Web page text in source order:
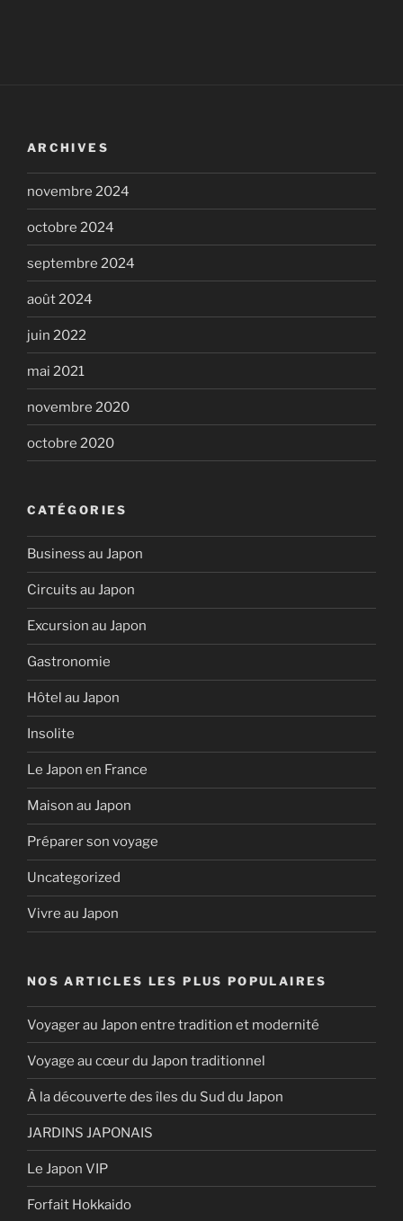
ARCHIVES
novembre 2024
octobre 2024
septembre 2024
août 2024
juin 2022
mai 2021
novembre 2020
octobre 2020
CATÉGORIES
Business au Japon
Circuits au Japon
Excursion au Japon
Gastronomie
Hôtel au Japon
Insolite
Le Japon en France
Maison au Japon
Préparer son voyage
Uncategorized
Vivre au Japon
NOS ARTICLES LES PLUS POPULAIRES
Voyager au Japon entre tradition et modernité
Voyage au cœur du Japon traditionnel
À la découverte des îles du Sud du Japon
JARDINS JAPONAIS
Le Japon VIP
Forfait Hokkaido